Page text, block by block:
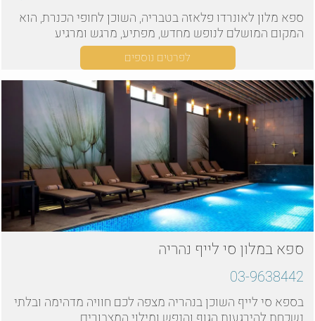
ספא מלון לאונרדו פלאזה בטבריה, השוכן לחופי הכנרת, הוא
המקום המושלם לנופש מחדש, מפתיע, מרגש ומרגיע
לפרטים נוספים
ספא במלון סי לייף נהריה
03-9638442
בספא סי לייף השוכן בנהריה מצפה לכם חוויה מדהימה ובלתי